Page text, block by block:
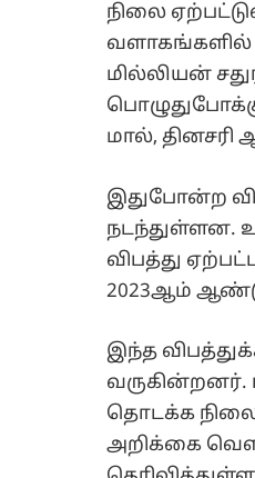
நிலை
வளாகங்களில்
மில்லியன்
மால்,
இதுபோன்ற
நடந்துள்ளன.
விபத்து
2023ஆம் ஆண்டு
இந்த
வருகின்றனர்.
தொடக்க நிலை
அறிக்கை